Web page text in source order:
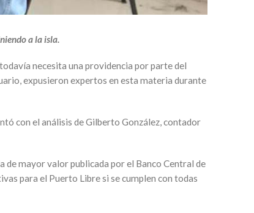
a la isla.
necesita una providencia por parte del
expusieron expertos en esta materia durante
con el análisis de Gilberto González, contador
de mayor valor publicada por el Banco Central de
para el Puerto Libre si se cumplen con todas